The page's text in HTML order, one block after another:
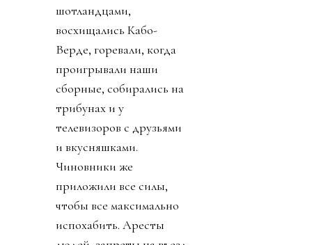
шотландцами,
восхищались Кабо-
Верде, горевали, когда
проигрывали наши
сборные, собирались на
трибунах и у
телевизоров с друзьями
и вкусняшками.
Чиновники же
приложили все силы,
чтобы все максимально
испохабить. Аресты